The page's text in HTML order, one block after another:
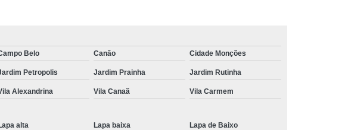
Insônia Idoso
Tratamento para Insônia Interior de São Paulo
Insônia São Paulo
Tratamento para Insônia Terminal
para Transtorno Bipolar
Tratamento da Bipolaridade
Belo Canão Cidade Monções
Petropolis Jardim Prainha Jardim Rutinha
Alexandrina Vila Canaã Vila Carmem
alta Lapa baixa Lapa de Baixo